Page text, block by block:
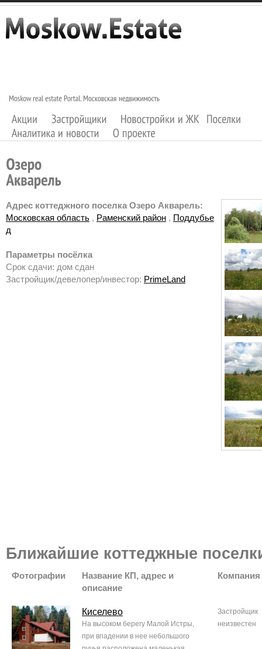
Адрес коттеджного поселка Озеро Акварель:
Московская область , Раменский район , Поддубье
д
Параметры посёлка
Срок сдачи: дом сдан
Застройщик/девелопер/инвестор: PrimeLand
Ближайшие коттеджные
Фотографии
Название КП, адрес и
описание
Компания
Киселево
На высоком берегу Малой Истры,
при впадении в нее небольшого
Застройщик
неизвестен